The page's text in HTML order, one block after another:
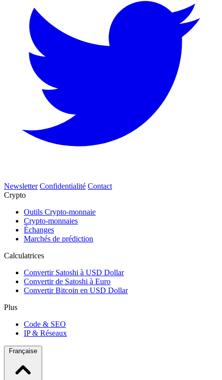
Newsletter Confidentialité Contact
Crypto
Outils Crypto-monnaie
Crypto-monnaies
Échanges
Marchés de prédiction
Calculatrices
Convertir Satoshi à USD Dollar
Convertir de Satoshi à Euro
Convertir Bitcoin en USD Dollar
Plus
Code & SEO
IP & Réseaux